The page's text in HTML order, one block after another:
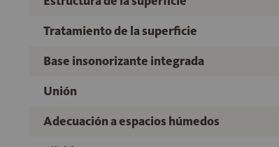
Tratamiento de la superficie
Base insonorizante integrada
Unión
Adecuación a espacios húmedos